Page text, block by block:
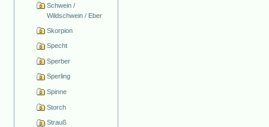
Schwein /
Wildschwein / Eber
Skorpion
Specht
Sperber
Sperling
Spinne
Storch
Strauß